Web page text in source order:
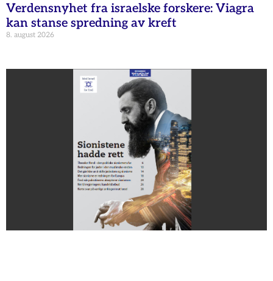
Verdensnyhet fra israelske forskere: Viagra
kan stanse spredning av kreft
8. august 2026